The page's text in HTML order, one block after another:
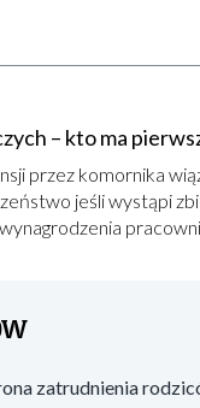
– kto ma
przez komornika
jeśli wystąpi
zatrudnienia